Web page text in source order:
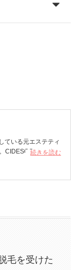
ている元エステティ
CIDESCO（シデス
えていきます。
続きを読む
毛を受けた